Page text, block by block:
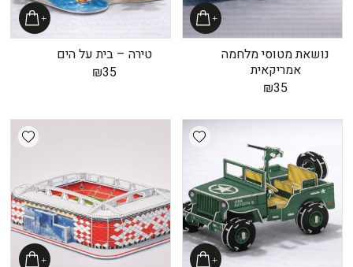
נושאת מטוסי מלחמה
אמריקאית
₪35
טירה – בית על הים
₪35
Add wishlist